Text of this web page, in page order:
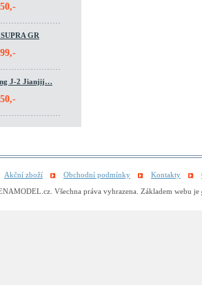
GR
J-2 Jianjij…
Akční zboží Obchodní podmínky Kontakty
Všechna práva vyhrazena. Základem webu je